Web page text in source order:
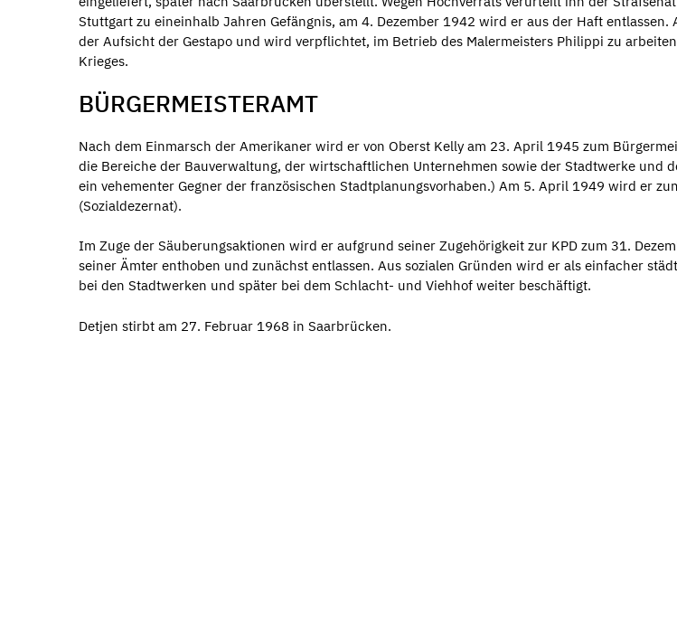
Stuttgart zu eineinhalb Jahren Gefängnis, am 4. Dezember 1942 wird er aus der Haft
der Aufsicht der Gestapo und wird verpflichtet, im Betrieb des Malermeisters Philippi zu
Krieges.
BÜRGERMEISTERAMT
Nach dem Einmarsch der Amerikaner wird er von Oberst Kelly am 23. April 1945 zum
die Bereiche der Bauverwaltung, der wirtschaftlichen Unternehmen sowie der Stadtwerke und
ein vehementer Gegner der französischen Stadtplanungsvorhaben.) Am 5. April 1949 wird er
(Sozialdezernat).
Im Zuge der Säuberungsaktionen wird er aufgrund seiner Zugehörigkeit zur KPD zum 31.
seiner Ämter enthoben und zunächst entlassen. Aus sozialen Gründen wird er als einfacher
bei den Stadtwerken und später bei dem Schlacht- und Viehhof weiter beschäftigt.
Detjen stirbt am 27. Februar 1968 in Saarbrücken.